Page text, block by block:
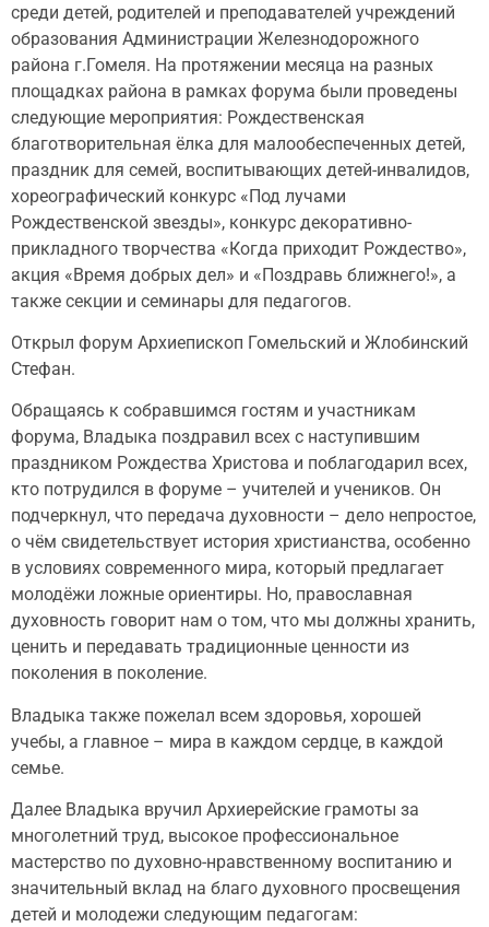
среди детей, родителей и преподавателей учреждений
образования Администрации Железнодорожного
района г.Гомеля. На протяжении месяца на разных
площадках района в рамках форума были проведены
следующие мероприятия: Рождественская
благотворительная ёлка для малообеспеченных детей,
праздник для семей, воспитывающих детей-инвалидов,
хореографический конкурс «Под лучами
Рождественской звезды», конкурс декоративно-
прикладного творчества «Когда приходит Рождество»,
акция «Время добрых дел» и «Поздравь ближнего!», а
также секции и семинары для педагогов.
Открыл форум Архиепископ Гомельский и Жлобинский
Стефан.
Обращаясь к собравшимся гостям и участникам
форума, Владыка поздравил всех с наступившим
праздником Рождества Христова и поблагодарил всех,
кто потрудился в форуме – учителей и учеников. Он
подчеркнул, что передача духовности – дело непростое,
о чём свидетельствует история христианства, особенно
в условиях современного мира, который предлагает
молодёжи ложные ориентиры. Но, православная
духовность говорит нам о том, что мы должны хранить,
ценить и передавать традиционные ценности из
поколения в поколение.
Владыка также пожелал всем здоровья, хорошей
учебы, а главное – мира в каждом сердце, в каждой
семье.
Далее Владыка вручил Архиерейские грамоты за
многолетний труд, высокое профессиональное
мастерство по духовно-нравственному воспитанию и
значительный вклад на благо духовного просвещения
детей и молодежи следующим педагогам: